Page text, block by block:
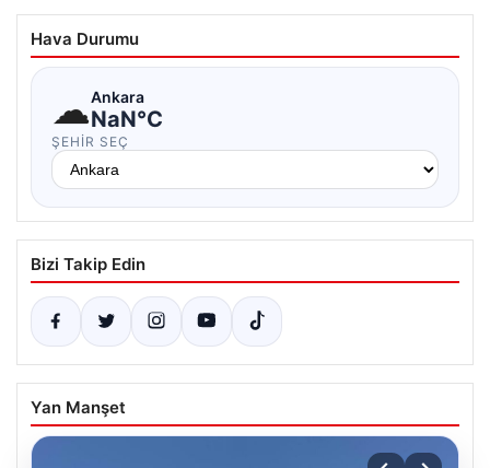
Hava Durumu
☁Ankara
NaN°C
ŞEHIR SEÇ
Bizi Takip Edin
Yan Manşet